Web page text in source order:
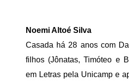
Noemi Altoé Silva
Casada há 28 anos com
filhos (Jônatas, Timóteo e
em Letras pela Unicamp e